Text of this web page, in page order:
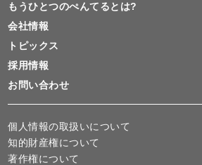
もうひとつのぺんてるとは?
会社情報
トピックス
採用情報
お問い合わせ
個人情報の取扱いについて
知的財産権について
著作権について